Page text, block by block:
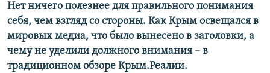
Нет ничего полезнее для правильного понимания
себя, чем взгляд со стороны. Как Крым освещался в
мировых медиа, что было вынесено в заголовки, а
чему не уделили должного внимания – в
традиционном обзоре Крым.Реалии.